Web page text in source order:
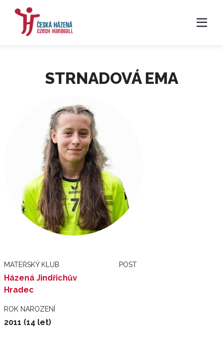
STRNADOVÁ EMA
MATEŘSKÝ KLUB
Házená Jindřichův
Hradec
POST
ROK NAROZENÍ
2011 (14 let)